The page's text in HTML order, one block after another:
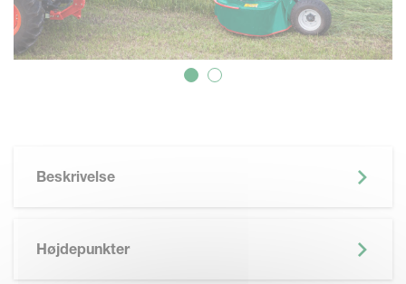
Beskrivelse
Højdepunkter